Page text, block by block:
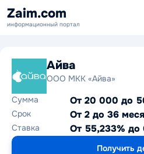
Zaim.com
информационный портал
Айва
ООО МКК «Айва»
Сумма
От 20 000 до
Срок От 2 до 36
Ставка От 55,233% до
Получить